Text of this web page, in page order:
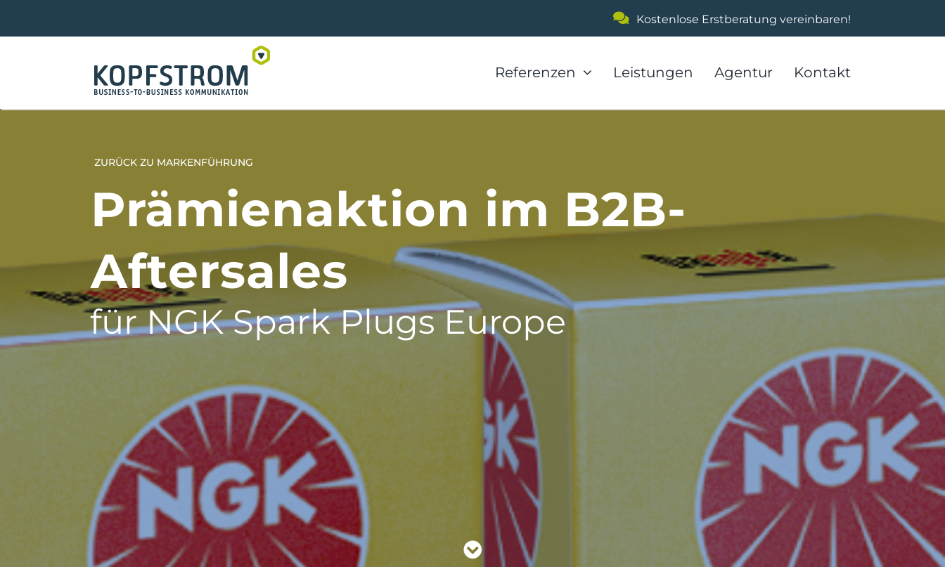
Kostenlose Erstberatung vereinbaren!
Referenzen Leistungen Agentur Kontakt
ZURÜCK ZU MARKENFÜHRUNG
Prämienaktion im B2B-
Aftersales
für NGK Spark Plugs Europe